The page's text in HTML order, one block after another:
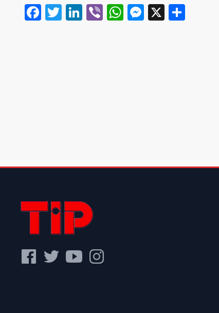
Facebook
Twitter
LinkedIn
ViberWhatsApp
Messenger
X